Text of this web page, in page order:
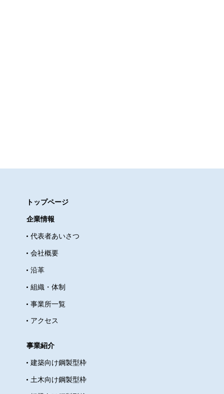
トップページ
企業情報
代表者あいさつ
会社概要
沿革
組織・体制
事業所一覧
アクセス
事業紹介
建築向け鋼製型枠
土木向け鋼製型枠